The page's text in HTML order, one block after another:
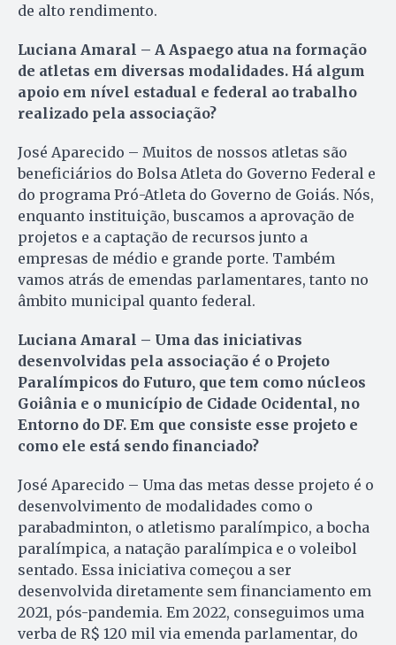
de alto rendimento.
Luciana Amaral – A Aspaego atua na formação
de atletas em diversas modalidades. Há algum
apoio em nível estadual e federal ao trabalho
realizado pela associação?
José Aparecido – Muitos de nossos atletas são
beneficiários do Bolsa Atleta do Governo Federal e
do programa Pró-Atleta do Governo de Goiás. Nós,
enquanto instituição, buscamos a aprovação de
projetos e a captação de recursos junto a
empresas de médio e grande porte. Também
vamos atrás de emendas parlamentares, tanto no
âmbito municipal quanto federal.
Luciana Amaral – Uma das iniciativas
desenvolvidas pela associação é o Projeto
Paralímpicos do Futuro, que tem como núcleos
Goiânia e o município de Cidade Ocidental, no
Entorno do DF. Em que consiste esse projeto e
como ele está sendo financiado?
José Aparecido – Uma das metas desse projeto é o
desenvolvimento de modalidades como o
parabadminton, o atletismo paralímpico, a bocha
paralímpica, a natação paralímpica e o voleibol
sentado. Essa iniciativa começou a ser
desenvolvida diretamente sem financiamento em
2021, pós-pandemia. Em 2022, conseguimos uma
verba de R$ 120 mil via emenda parlamentar, do